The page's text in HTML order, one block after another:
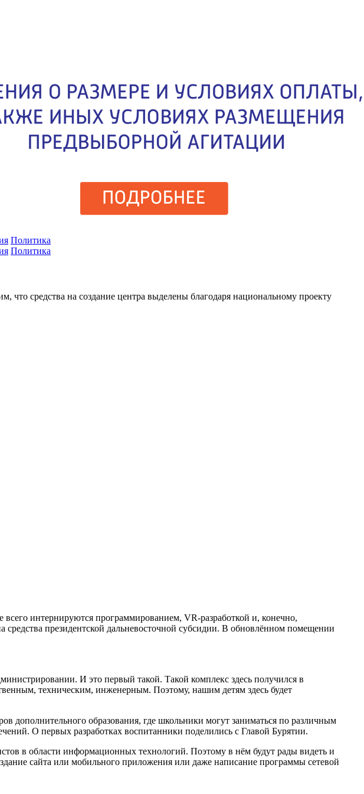
Политика
Политика
средства на создание центра выделены благодаря национальному проекту
интернируются программированием, VR-разработкой и, конечно,
президентской дальневосточной субсидии. В обновлённом помещении
И это первый такой. Такой комплекс здесь получился в
техническим, инженерным. Поэтому, нашим детям здесь будет
дополнительного образования, где школьники могут заниматься по различным
О первых разработках воспитанники поделились с Главой Бурятии.
в области информационных технологий. Поэтому в нём будут рады видеть и
сайта или мобильного приложения или даже написание программы сетевой